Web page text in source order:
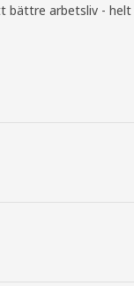
bättre arbetsliv - helt